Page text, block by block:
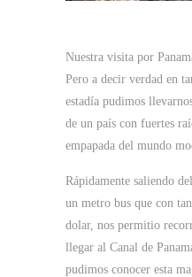
Nuestra visita por
Pero a decir verdad en
estadía pudimos
de un país con fuertes
empapada del mundo
Rápidamente saliendo
un metro bus que con
dolar, nos permitio
llegar al Canal de
pudimos conocer esta